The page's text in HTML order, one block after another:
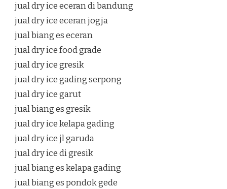
jual dry ice eceran di bandung
jual dry ice eceran jogja
jual biang es eceran
jual dry ice food grade
jual dry ice gresik
jual dry ice gading serpong
jual dry ice garut
jual biang es gresik
jual dry ice kelapa gading
jual dry ice jl garuda
jual dry ice di gresik
jual biang es kelapa gading
jual biang es pondok gede